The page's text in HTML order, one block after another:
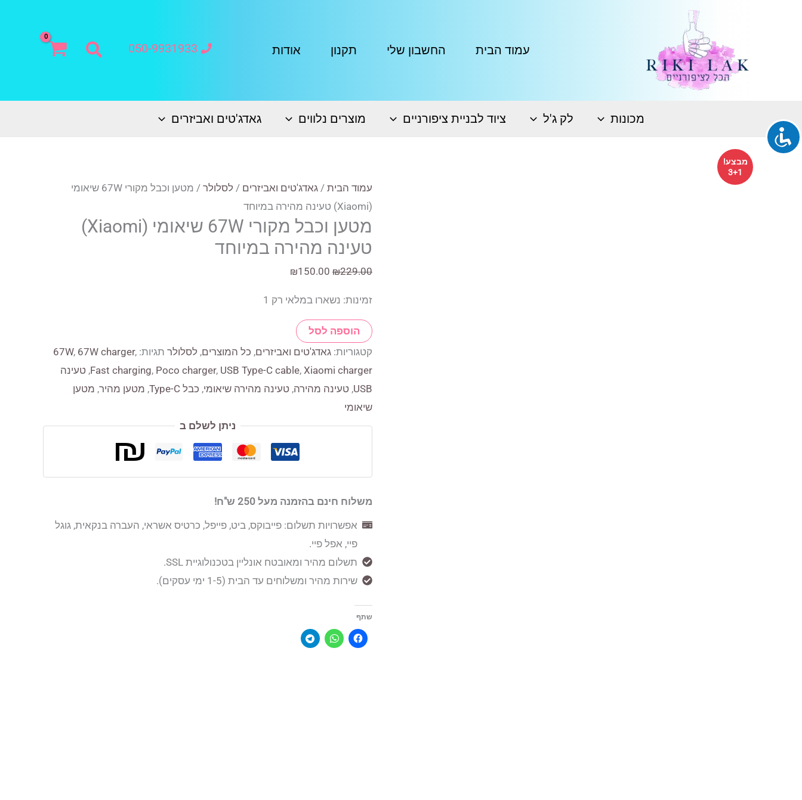
עמוד הבית החשבון שלי תקנון אודות 050-9931933 חיפוש
מכונות לק ג'ל ציוד לבניית ציפורניים מוצרים נלווים גאדג'טים ואביזרים
מבצע!
3+1
עמוד הבית / גאדג'טים ואביזרים / לסלולר
/ מטען וכבל מקורי 67W שיאומי
(Xiaomi) טעינה מהירה במיוחד
מטען וכבל מקורי 67W שיאומי (Xiaomi)
טעינה מהירה במיוחד
₪229.00
המחיר
₪229.00.
₪150.00
הוא:
זמינות: נשארו במלאי רק 1
כמות
של
וכבל
מקורי
טעינה
מהירה
הוספה לסל
קטגוריות: גאדג'טים ואביזרים, כל המוצרים, לסלולר תגיות: 67W, 67W charger,
Fast charging, Poco charger, USB Type-C cable, Xiaomi charger
, טעינה
USB
, טעינה מהירה, טעינה מהירה שיאומי, כבל Type-C , מטען מהיר, מטען
שיאומי
ניתן לשלם ב
משלוח חינם בהזמנה מעל 250 ש"ח!
אפשרויות תשלום: פייבוקס, ביט, פייפל, כרטיס אשראי, העברה בנקאית, גוגל
פיי, אפל פיי.
תשלום מהיר ומאובטח אונליין בטכנולוגיית SSL.
שירות מהיר ומשלוחים עד הבית (1-5 ימי עסקים).
שתף